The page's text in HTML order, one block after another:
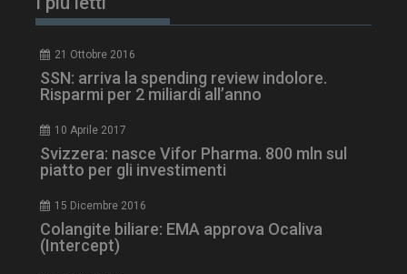
21 Ottobre 2016
SSN: arriva la spending review indolore.
Risparmi per 2 miliardi all’anno
10 Aprile 2017
Svizzera: nasce Vifor Pharma. 800 mln sul
piatto per gli investimenti
15 Dicembre 2016
Colangite biliare: EMA approva Ocaliva
(Intercept)